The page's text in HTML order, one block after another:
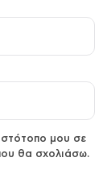
μου σε
θα σχολιάσω.